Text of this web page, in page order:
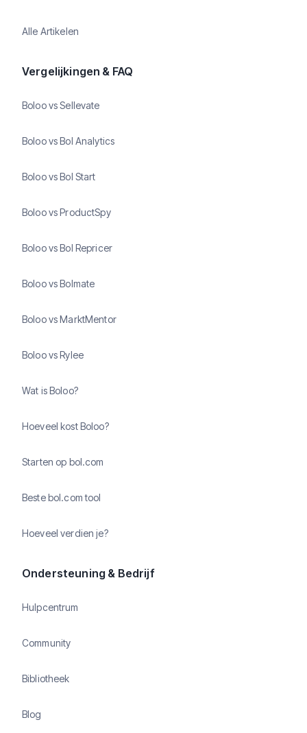
Alle Artikelen
Vergelijkingen & FAQ
Boloo vs Sellevate
Boloo vs Bol Analytics
Boloo vs Bol Start
Boloo vs ProductSpy
Boloo vs Bol Repricer
Boloo vs Bolmate
Boloo vs MarktMentor
Boloo vs Rylee
Wat is Boloo?
Hoeveel kost Boloo?
Starten op bol.com
Beste bol.com tool
Hoeveel verdien je?
Ondersteuning & Bedrijf
Hulpcentrum
Community
Bibliotheek
Blog